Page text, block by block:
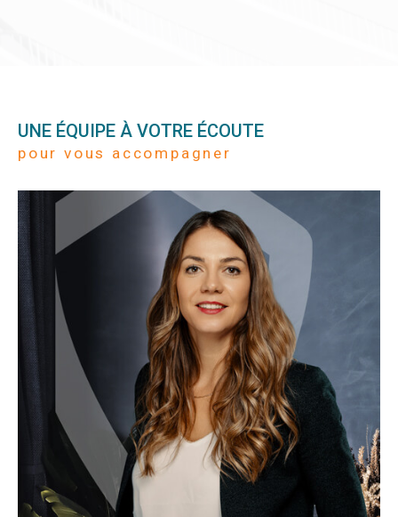
UNE ÉQUIPE À VOTRE ÉCOUTE
pour vous accompagner